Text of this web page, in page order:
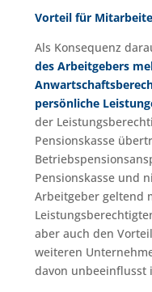
Vorteil für
Als Konsequenz
des Arbeitgebers
persönliche
der
Pensionskasse
Pensionskasse und
Arbeitgeber geltend
aber auch den
weiteren
davon unbeeinflusst